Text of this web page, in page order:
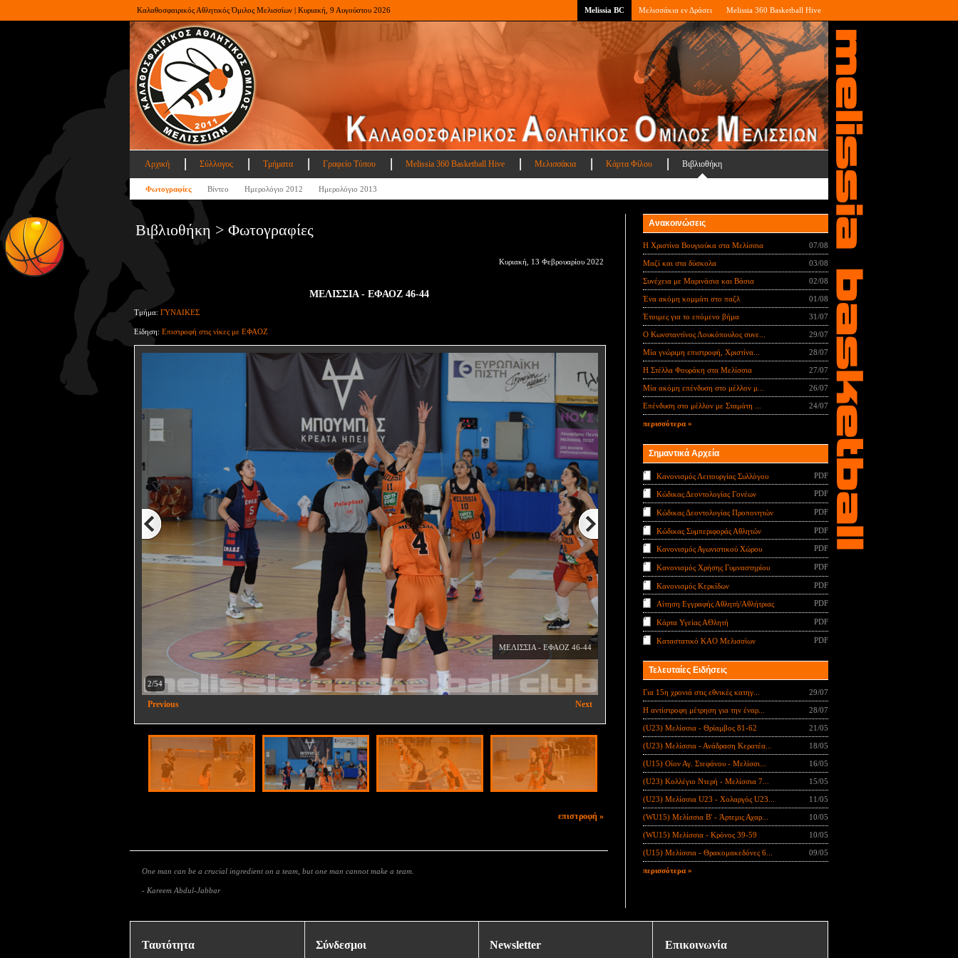
Καλαθοσφαιρικός Αθλητικός Όμιλος Μελισσίων | Κυριακή, 9 Αυγούστου 2026 Melissia BC Μελισσάκια εν Δράσει Melissia 360 Basketball Hive
Αρχική Σύλλογος Τμήματα Γραφείο Τύπου Melissia 360 Basketball Hive Μελισσάκια Κάρτα Φίλου Βιβλιοθήκη
Φωτογραφίες Βίντεο Ημερολόγιο 2012 Ημερολόγιο 2013
Βιβλιοθήκη > Φωτογραφίες
Κυριακή, 13 Φεβρουαρίου 2022
ΜΕΛΙΣΣΙΑ - ΕΦΑΟΖ 46-44
Τμήμα: ΓΥΝΑΙΚΕΣ
Είδηση: Επιστροφή στις νίκες με ΕΦΑΟΖ
2/54
ΜΕΛΙΣΣΙΑ - ΕΦΑΟΖ 46-44
Previous Next
επιστροφή »
One man can be a crucial ingredient on a team, but one man cannot make a team.
- Kareem Abdul-Jabbar
Ανακοινώσεις
Η Χριστίνα Βουγιούκα στα Μελίσσια 07/08
Μαζί και στα δύσκολα 03/08
Συνέχεια με Μαρινάσια και Βάσια 02/08
Ένα ακόμη κομμάτι στο παζλ 01/08
Έτοιμες για το επόμενο βήμα 31/07
Ο Κωνσταντίνος Λουκόπουλος συνε... 29/07
Μία γνώριμη επιστροφή, Χριστίνα... 28/07
Η Στέλλα Φουράκη στα Μελίσσια 27/07
Μία ακόμη επένδυση στο μέλλον μ... 26/07
Επένδυση στο μέλλον με Σταμάτη ... 24/07
περισσότερα »
Σημαντικά Αρχεία
Κανονισμός Λειτουργίας Συλλόγου PDF
Κώδικας Δεοντολογίας Γονέων PDF
Κώδικας Δεοντολογίας Προπονητών PDF
Κώδικας Συμπεριφοράς Αθλητών PDF
Κανονισμός Αγωνιστικού Χώρου PDF
Κανονισμός Χρήσης Γυμναστηρίου PDF
Κανονισμός Κερκίδων PDF
Αίτηση Εγγραφής Αθλητή/Αθλήτριας PDF
Κάρτα Υγείας ΑΘλητή PDF
Καταστατικό ΚΑΟ Μελισσίων PDF
Τελευταίες Ειδήσεις
Για 15η χρονιά στις εθνικές κατηγ... 29/07
Η αντίστροφη μέτρηση για την έναρ... 28/07
(U23) Μελίσσια - Θρίαμβος 81-62 21/05
(U23) Μελίσσια - Ανάδραση Κερατέα... 18/05
(U15) Οίον Αγ. Στεφάνου - Μελίσσι... 16/05
(U23) Κολλέγιο Ντερή - Μελίσσια 7... 15/05
(U23) Μελίσσια U23 - Χολαργός U23... 11/05
(WU15) Μελίσσια B' - Άρτεμις Αχαρ... 10/05
(WU15) Μελίσσια - Κρόνος 39-59 10/05
(U15) Μελίσσια - Θρακομακεδόνες 6... 09/05
περισσότερα »
Ταυτότητα Σύνδεσμοι Newsletter Επικοινωνία